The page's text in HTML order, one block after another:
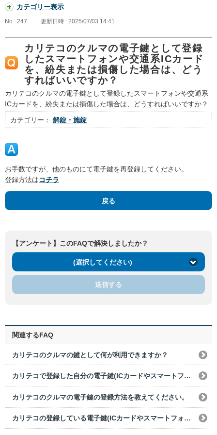
カテゴリー表示
No : 247 更新日時 : 2025/07/03 14:41
カリテコのクルマの電子鍵として登録
したスマートフォンや交通系ICカード
を、紛失または損傷した場合は、どう
すればいいですか？
カリテコのクルマの電子鍵として登録したスマートフォンや交通系
ICカードを、紛失または損傷した場合は、どうすればいいですか？
カテゴリー： 解錠・施錠
お手数ですが、他のものにて電子鍵を再登録してください。
登録方法はコチラ
戻る
【アンケート】このFAQで解決しましたか？
(選択してください)
送信する
関連するFAQ
カリテコのクルマの鍵として何が利用できますか？
カリテコで登録した自分の電子鍵(ICカードやスマートフォン等)を家族や友人に貸してもいいですか？
カリテコのクルマの電子鍵の登録方法を教えてください。
カリテコの登録している電子鍵(ICカードやスマートフォン等)を変更したい場合はどうすればいいですか？